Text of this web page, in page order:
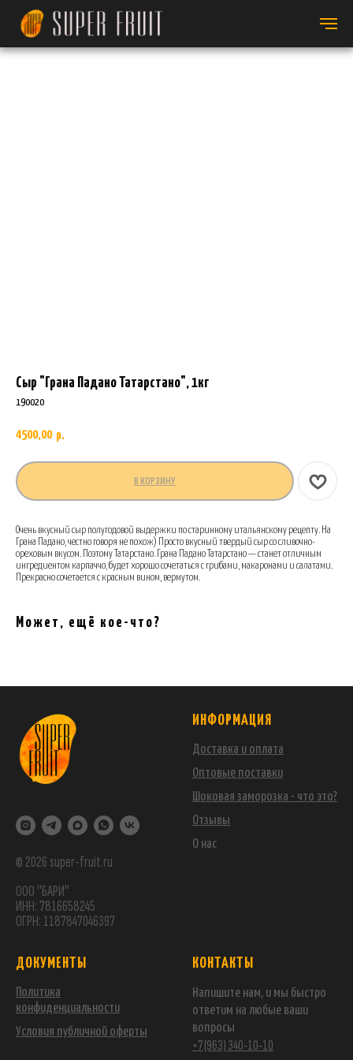
Сыр "Грана Падано Татарстано", 1кг
190020
4500,00 р.
В КОРЗИНУ
Очень вкусный сыр полугодовой выдержки по старинному итальянскому рецепту. На
Грана Падано, честно говоря не похож) Просто вкусный твердый сыр со сливочно-
ореховым вкусом. Поэтому Татарстано. Грана Падано Татарстано — станет отличным
ингредиентом карпаччо, будет хорошо сочетаться с грибами, макаронами и салатами.
Прекрасно сочетается с красным вином, вермутом.
Может, ещё кое-что?
© 2026 super-fruit.ru
ООО "БАРИ"
ИНН: 7816658245
ОГРН: 1187847046397
ИНФОРМАЦИЯ
Доставка и оплата
Оптовые поставки
Шоковая заморозка - что это?
Отзывы
О нас
ДОКУМЕНТЫ
Политика
конфиденциальности
Условия публичной оферты
КОНТАКТЫ
Напишите нам, и мы быстро
ответим на любые ваши
вопросы
+7 (963) 340-10-10